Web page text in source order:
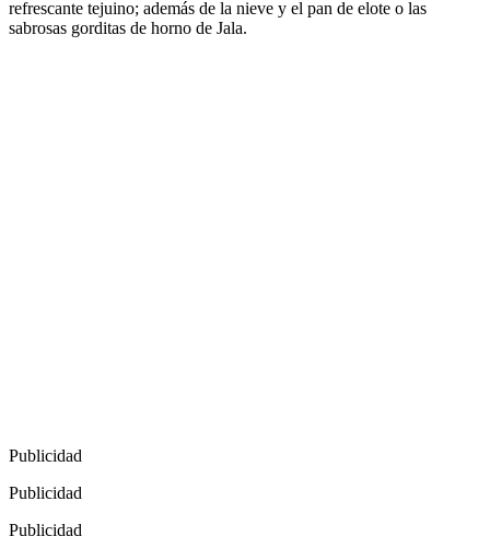
refrescante tejuino; además de la nieve y el pan de elote o las
sabrosas gorditas de horno de Jala.
Publicidad
Publicidad
Publicidad